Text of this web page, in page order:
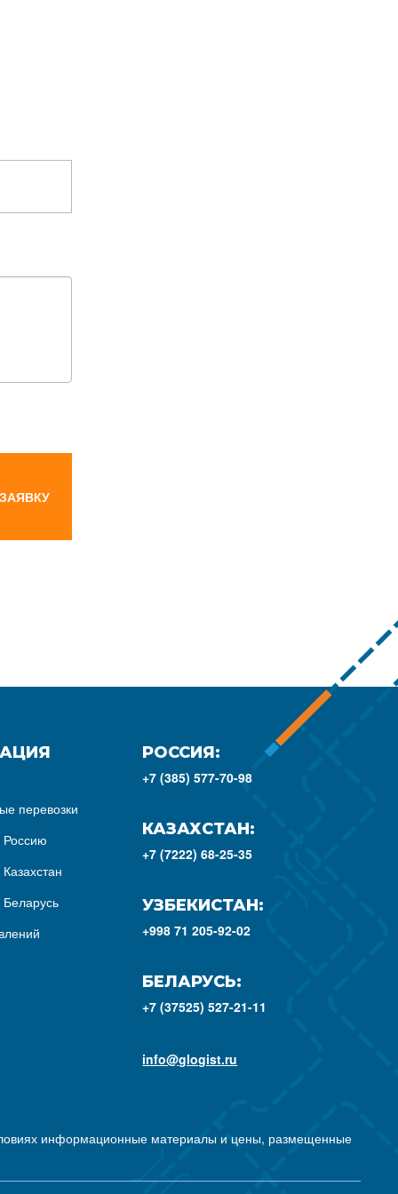
перевозки
Россию
Беларусь
РОССИЯ:
+7 (385) 577-70-98
КАЗАХСТАН:
+7 (7222) 68-25-35
УЗБЕКИСТАН:
+998 71 205-92-02
БЕЛАРУСЬ:
+7 (37525) 527-21-11
info@glogist.ru
информационные материалы и цены, размещенные